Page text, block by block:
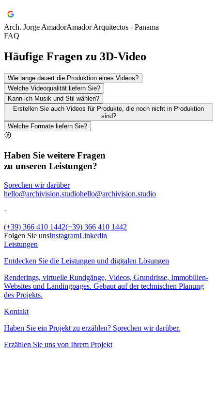
Arch. Jorge AmadorAmador Arquitectos - Panama
FAQ
Häufige Fragen zu 3D-Video
Wie lange dauert die Produktion eines Videos?
Welche Videoqualität liefern Sie?
Kann ich Musik und Stil wählen?
Erstellen Sie auch Videos für Produkte, die noch nicht in Produktion
sind?
Welche Formate liefern Sie?
Haben Sie weitere Fragen
zu unseren Leistungen?
Sprechen wir darüber
hello@archivision.studiohello@archivision.studio
·
(+39) 366 410 1442(+39) 366 410 1442
Folgen Sie unsInstagramLinkedin
Leistungen
Entdecken Sie die Leistungen und digitalen Lösungen
Renderings, virtuelle Rundgänge, Videos, Grundrisse, Immobilien-
Websites und Landingpages. Gebaut auf der technischen Planung
des Projekts.
Kontakt
Haben Sie ein Projekt zu erzählen? Sprechen wir darüber.
Erzählen Sie uns von Ihrem Projekt